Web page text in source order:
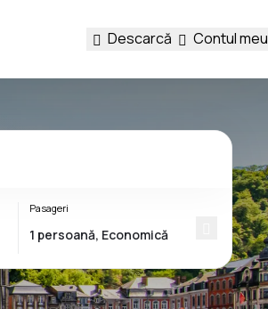
Descarcă Contul meu
Pasageri